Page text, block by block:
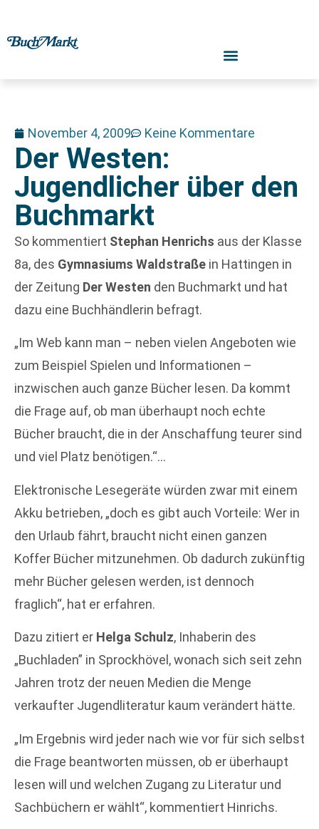
November 4, 2009 Keine Kommentare
Der Westen:
Jugendlicher über den
Buchmarkt
So kommentiert Stephan Henrichs aus der Klasse
8a, des Gymnasiums Waldstraße in Hattingen in
der Zeitung Der Westen den Buchmarkt und hat
dazu eine Buchhändlerin befragt.
„Im Web kann man – neben vielen Angeboten wie
zum Beispiel Spielen und Informationen –
inzwischen auch ganze Bücher lesen. Da kommt
die Frage auf, ob man überhaupt noch echte
Bücher braucht, die in der Anschaffung teurer sind
und viel Platz benötigen.“…
Elektronische Lesegeräte würden zwar mit einem
Akku betrieben, „doch es gibt auch Vorteile: Wer in
den Urlaub fährt, braucht nicht einen ganzen
Koffer Bücher mitzunehmen. Ob dadurch zukünftig
mehr Bücher gelesen werden, ist dennoch
fraglich“, hat er erfahren.
Dazu zitiert er Helga Schulz, Inhaberin des
„Buchladen” in Sprockhövel, wonach sich seit zehn
Jahren trotz der neuen Medien die Menge
verkaufter Jugendliteratur kaum verändert hätte.
„Im Ergebnis wird jeder nach wie vor für sich selbst
die Frage beantworten müssen, ob er überhaupt
lesen will und welchen Zugang zu Literatur und
Sachbüchern er wählt“, kommentiert Hinrichs.